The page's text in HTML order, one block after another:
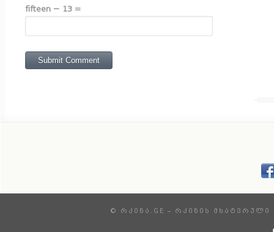
fifteen − 13 =
© ᲠᲙᲘᲜᲐ.GE – ᲠᲙᲘᲜᲘᲡ